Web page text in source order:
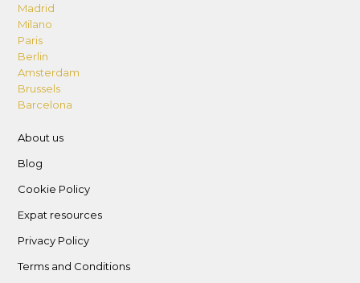
Madrid
Milano
Paris
Berlin
Amsterdam
Brussels
Barcelona
About us
Blog
Cookie Policy
Expat resources
Privacy Policy
Terms and Conditions